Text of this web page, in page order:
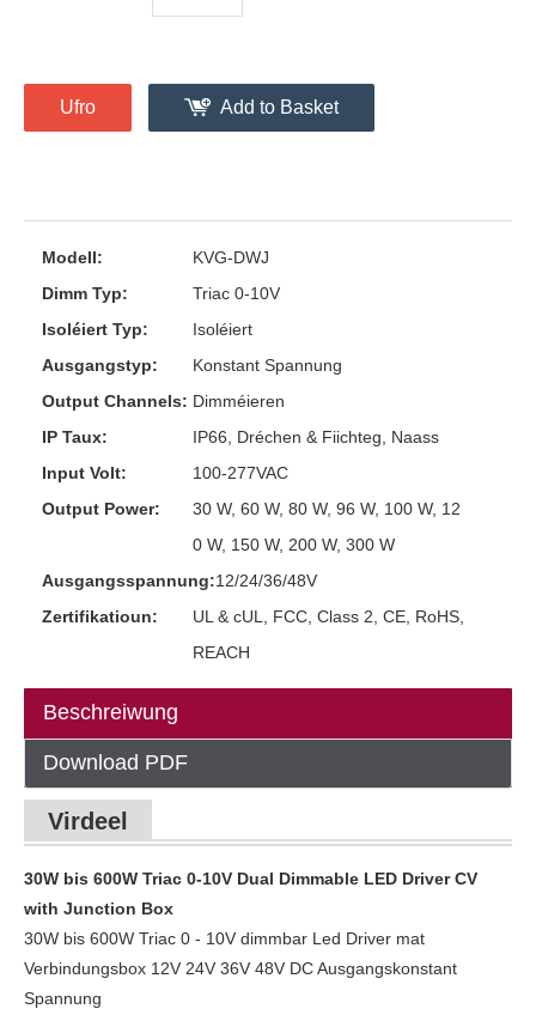
Ufro Add to Basket
Modell:
KVG-DWJ
Dimm Typ:
Triac 0-10V
Isoléiert Typ:
Isoléiert
Ausgangstyp:
Konstant Spannung
Output Channels: Dimméieren
IP Taux:
IP66, Dréchen & Fiichteg, Naass
Input Volt:
100-277VAC
Output Power:
30 W, 60 W, 80 W, 96 W, 100 W, 12
0 W, 150 W, 200 W, 300 W
Ausgangsspannung:12/24/36/48V
Zertifikatioun:
UL & cUL, FCC, Class 2, CE, RoHS,
REACH
Beschreiwung
Download PDF
Virdeel
30W bis 600W Triac 0-10V Dual Dimmable LED Driver CV
with Junction Box
30W bis 600W Triac 0 - 10V dimmbar Led Driver mat
Verbindungsbox 12V 24V 36V 48V DC Ausgangskonstant
Spannung